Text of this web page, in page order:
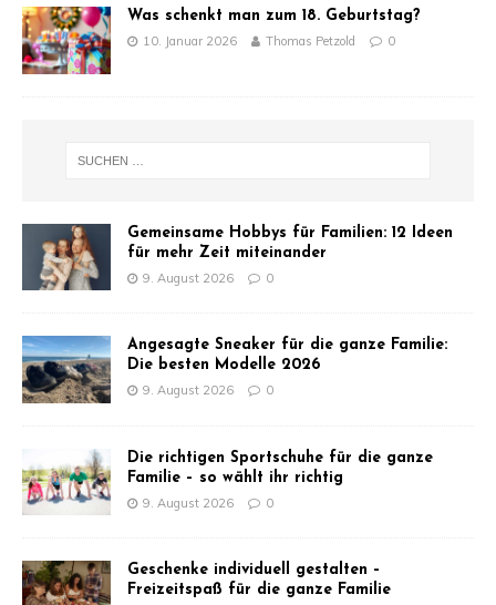
Was schenkt man zum 18. Geburtstag?
10. Januar 2026 Thomas Petzold 0
Gemeinsame Hobbys für Familien: 12 Ideen
für mehr Zeit miteinander
9. August 2026 0
Angesagte Sneaker für die ganze Familie:
Die besten Modelle 2026
9. August 2026 0
Die richtigen Sportschuhe für die ganze
Familie – so wählt ihr richtig
9. August 2026 0
Geschenke individuell gestalten –
Freizeitspaß für die ganze Familie